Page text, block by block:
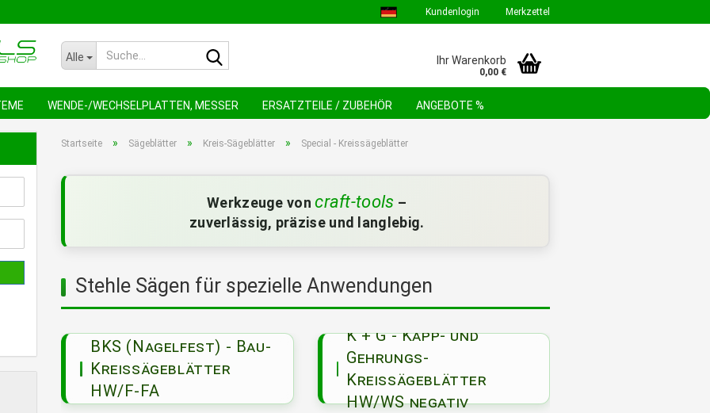
Kundenlogin Merkzettel
Alle
Ihr Warenkorb
0,00 €
WENDE-/WECHSELPLATTEN, MESSER ERSATZTEILE / ZUBEHÖR ANGEBOTE %
NEU ! ANGEBOTE & AKTIONEN
Startseite » Sägeblätter » Kreis-Sägeblätter » Special - Kreissägeblätter
Werkzeuge voncraft-tools –
zuverlässig, präzise und langlebig.
Stehle Sägen für spezielle Anwendungen
BKS (Nagelfest) - Bau-
Kreissägeblätter
HW/F-FA
K + G - Kapp- und
Gehrungs-
Kreissägeblätter
HW/WS negativ